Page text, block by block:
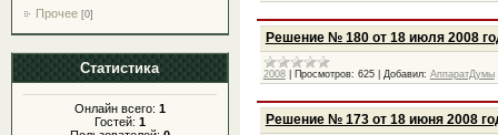
Прочее [0]
Статистика
Онлайн всего: 1
Гостей: 1
Решение № 180 от 18 июля 2008
2008| Просмотров: 625| Добавил: АппаратДумы
Решение № 173 от 18 июня 2008